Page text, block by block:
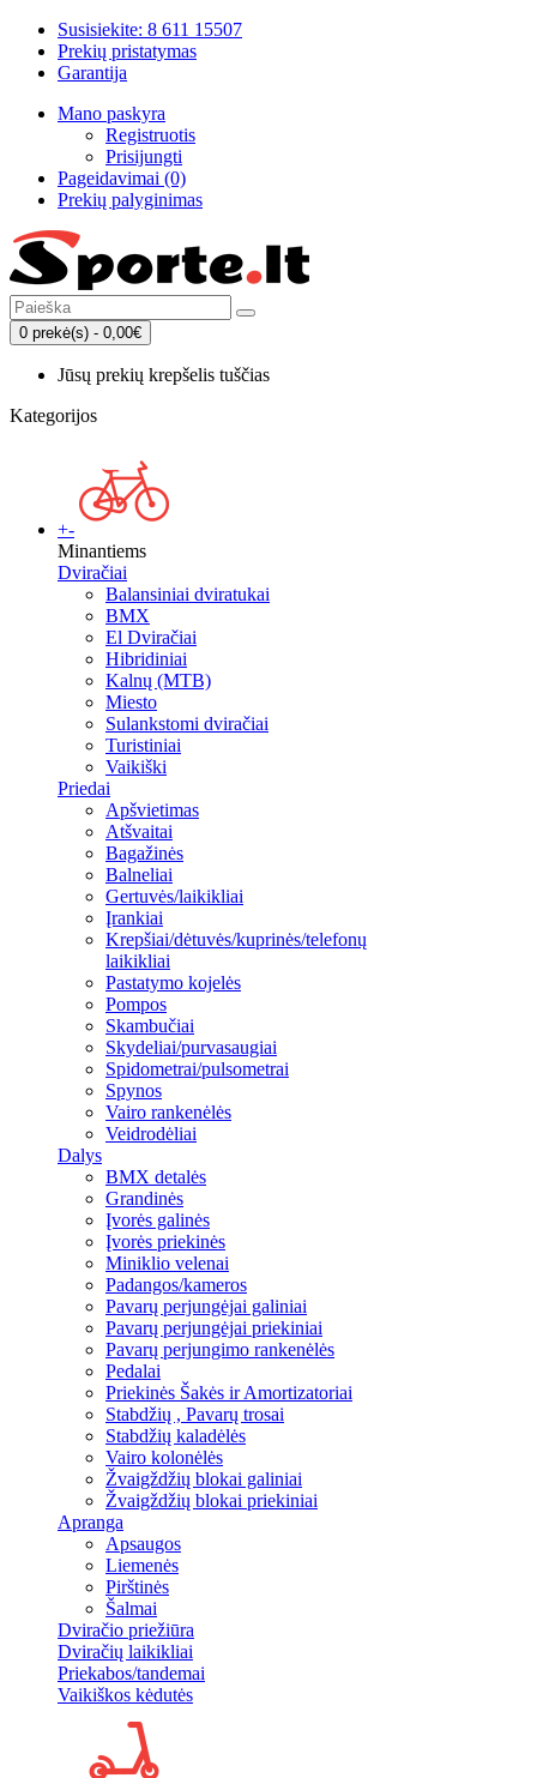
Susisiekite: 8 611 15507
Prekių pristatymas
Garantija
Mano paskyra
Registruotis
Prisijungti
Pageidavimai (0)
Prekių palyginimas
0 prekė(s) - 0,00€
Jūsų prekių krepšelis tuščias
Kategorijos
+-
Minantiems
Dviračiai
Balansiniai dviratukai
BMX
El Dviračiai
Hibridiniai
Kalnų (MTB)
Miesto
Sulankstomi dviračiai
Turistiniai
Vaikiški
Priedai
Apšvietimas
Atšvaitai
Bagažinės
Balneliai
Gertuvės/laikikliai
Įrankiai
Krepšiai/dėtuvės/kuprinės/telefonų
laikikliai
Pastatymo kojelės
Pompos
Skambučiai
Skydeliai/purvasaugiai
Spidometrai/pulsometrai
Spynos
Vairo rankenėlės
Veidrodėliai
Dalys
BMX detalės
Grandinės
Įvorės galinės
Įvorės priekinės
Miniklio velenai
Padangos/kameros
Pavarų perjungėjai galiniai
Pavarų perjungėjai priekiniai
Pavarų perjungimo rankenėlės
Pedalai
Priekinės Šakės ir Amortizatoriai
Stabdžių , Pavarų trosai
Stabdžių kaladėlės
Vairo kolonėlės
Žvaigždžių blokai galiniai
Žvaigždžių blokai priekiniai
Apranga
Apsaugos
Liemenės
Pirštinės
Šalmai
Dviračio priežiūra
Dviračių laikikliai
Priekabos/tandemai
Vaikiškos kėdutės